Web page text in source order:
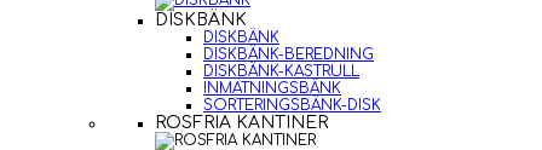
DISKBÄNK
DISKBÄNK
DISKBÄNK-BEREDNING
DISKBÄNK-KASTRULL
INMATNINGSBÄNK
SORTERINGSBÄNK-DISK
ROSFRIA KANTINER